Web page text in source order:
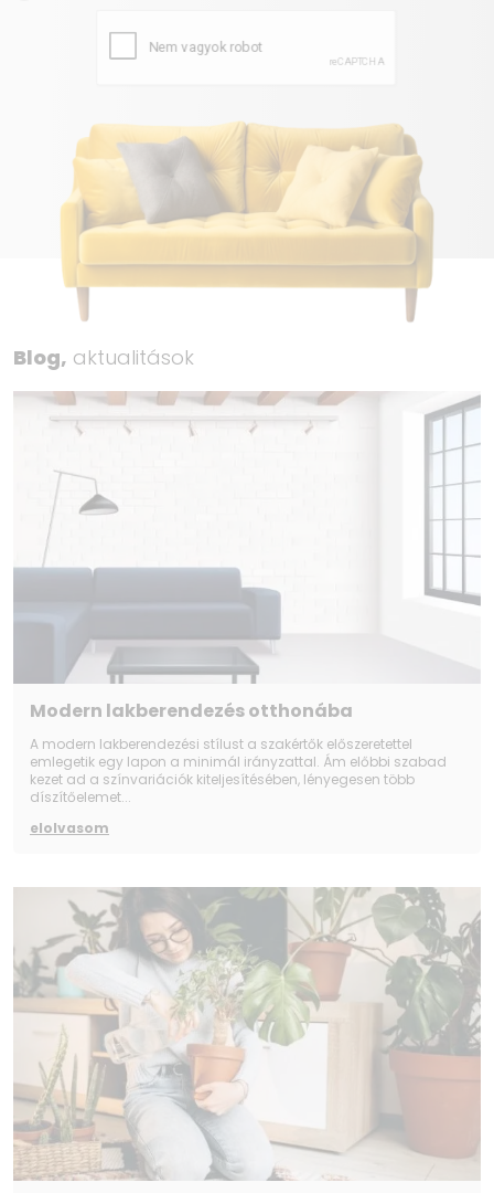
Blog, aktualitások
Modern lakberendezés otthonába
A modern lakberendezési stílust a szakértők előszeretettel
emlegetik egy lapon a minimál irányzattal. Ám előbbi szabad
kezet ad a színvariációk kiteljesítésében, lényegesen több
díszítőelemet...
elolvasom